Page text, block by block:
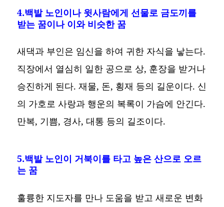
4.백발 노인이나 윗사람에게 선물로 금도끼를
받는 꿈이나 이와 비슷한 꿈
새댁과 부인은 임신을 하여 귀한 자식을 낳는다.
직장에서 열심히 일한 공으로 상, 훈장을 받거나
승진하게 된다. 재물, 돈, 횡재 등의 길운이다. 신
의 가호로 사랑과 행운의 복록이 가슴에 안긴다.
만복, 기쁨, 경사, 대통 등의 길조이다.
5.백발 노인이 거북이를 타고 높은 산으로 오르
는 꿈
훌륭한 지도자를 만나 도움을 받고 새로운 변화